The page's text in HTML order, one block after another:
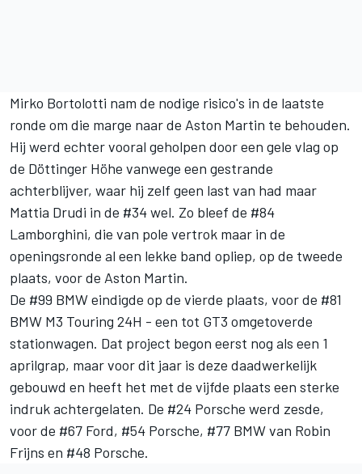
Mirko Bortolotti nam de nodige risico's in de laatste
ronde om die marge naar de Aston Martin te behouden.
Hij werd echter vooral geholpen door een gele vlag op
de Döttinger Höhe vanwege een gestrande
achterblijver, waar hij zelf geen last van had maar
Mattia Drudi in de #34 wel. Zo bleef de #84
Lamborghini, die van pole vertrok maar in de
openingsronde al een lekke band opliep, op de tweede
plaats, voor de Aston Martin.
De #99 BMW eindigde op de vierde plaats, voor de #81
BMW M3 Touring 24H - een tot GT3 omgetoverde
stationwagen. Dat project begon eerst nog als een 1
aprilgrap, maar voor dit jaar is deze daadwerkelijk
gebouwd en heeft het met de vijfde plaats een sterke
indruk achtergelaten. De #24 Porsche werd zesde,
voor de #67 Ford, #54 Porsche, #77 BMW van Robin
Frijns en #48 Porsche.